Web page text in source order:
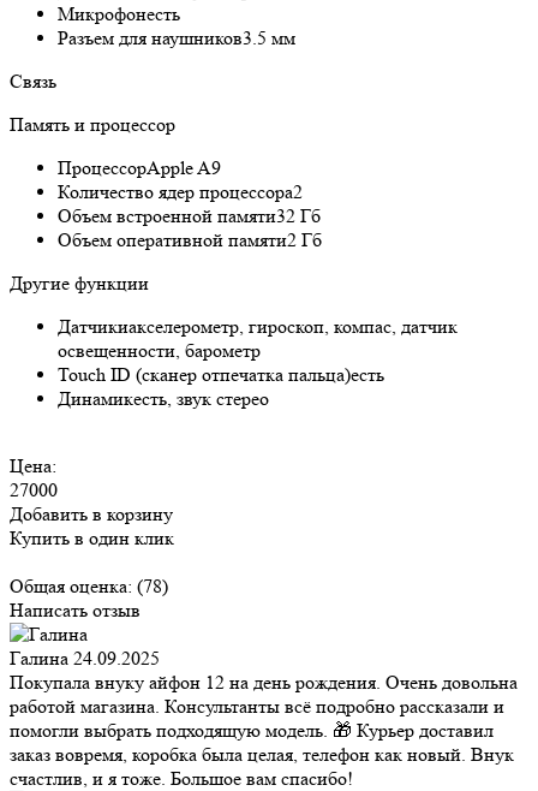
Микрофонесть
Разъем для наушников3.5 мм
Связь
Память и процессор
ПроцессорApple A9
Количество ядер процессора2
Объем встроенной памяти32 Гб
Объем оперативной памяти2 Гб
Другие функции
Датчикиакселерометр, гироскоп, компас, датчик
освещенности, барометр
Touch ID (сканер отпечатка пальца)есть
Динамикесть, звук стерео
Цена:
27000
Добавить в корзину
Купить в один клик
Общая оценка: (78)
Написать отзыв
Галина 24.09.2025
Покупала внуку айфон 12 на день рождения. Очень довольна
работой магазина. Консультанты всё подробно рассказали и
помогли выбрать подходящую модель. 🎁 Курьер доставил
заказ вовремя, коробка была целая, телефон как новый. Внук
счастлив, и я тоже. Большое вам спасибо!